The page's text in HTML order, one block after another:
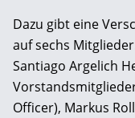
Dazu gibt eine
auf sechs
Santiago Argelich
Officer), Markus